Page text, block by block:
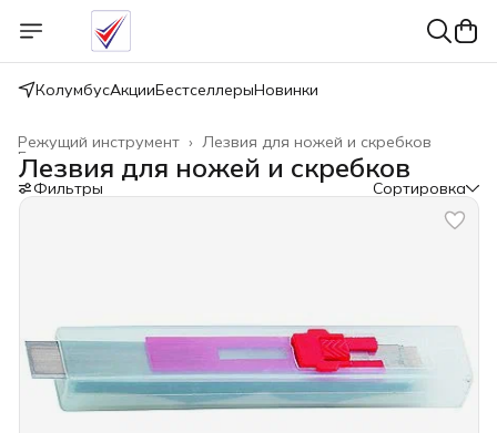
КолумбусАкцииБестселлерыНовинки
Лезвия для ножей и скребков
Режущий инструмент ›
Главная
Лезвия для ножей и скребков
Фильтры Сортировка